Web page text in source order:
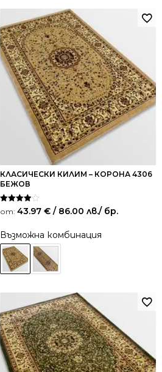
КЛАСИЧЕСКИ КИЛИМ – КОРОНА 4306
БЕЖОВ
Оценено
на
от 5
от: 43.97 € / 86.00 лв./ бр.
Възможна комбинация